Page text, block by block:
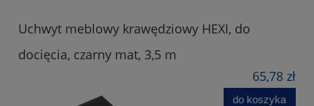
Uchwyt meblowy krawędziowy HEXI, do
docięcia, czarny mat, 3,5 m
65,78 zł
do koszyka